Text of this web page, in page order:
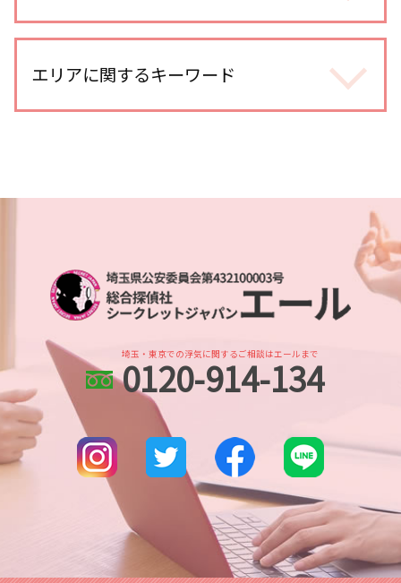
浮気 連絡手段
浮気 する 女 特徴
不倫調査 iphone
不倫調査 スマホ 位置情報
浮気調査 費用
結婚前 身辺調査 割合
身辺調査 内定取り消し
婚前調査 内容
身辺調査 訴える
身辺調査 期間 結婚
身辺調査 結婚前
dv被害 対策
人探し 会いたい
家出調査 人探し
人探し 写真だけ
人探し 悪用
行方不明 必要な情報
人探し 名前も わからない
人探し どこまで
人探し 調査
人探し 探偵
人探し
人探し イラスト
復縁工作
人探し データ調査
エリアに関するキーワード
さいたま市 身辺調査
さいたま新都心 人探し
所沢市 浮気不倫調査
所沢市 身辺調査
浦和 浮気不倫調査
川越 人探し
土呂 身辺調査
川口市 身辺調査
さいたま市 人探し
北与野 身辺調査
土呂 人探し
本川越的場 浮気不倫調査
埼玉県 企業調査
さいたま市 浮気不倫調査
川越市 浮気不倫調査
埼玉・東京での浮気に関するご相談はエールまで
0120-914-134